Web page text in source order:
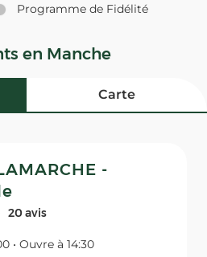
Programme de Fidélité
en Manche
Carte
-
20 avis
• Ouvre à 14:30